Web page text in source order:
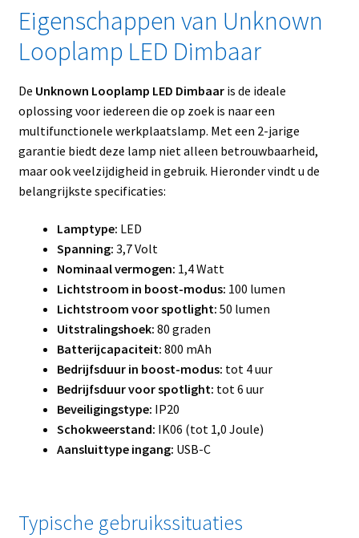
Eigenschappen van Unknown
Looplamp LED Dimbaar
De Unknown Looplamp LED Dimbaaris de ideale
oplossing voor iedereen die op zoek is naar een
multifunctionele werkplaatslamp. Met een 2-jarige
garantie biedt deze lamp niet alleen betrouwbaarheid,
maar ook veelzijdigheid in gebruik. Hieronder vindt u de
belangrijkste specificaties:
Lamptype: LED
Spanning: 3,7 Volt
Nominaal vermogen: 1,4 Watt
Lichtstroom in boost-modus: 100 lumen
Lichtstroom voor spotlight: 50 lumen
Uitstralingshoek: 80 graden
Batterijcapaciteit: 800 mAh
Bedrijfsduur in boost-modus: tot 4 uur
Bedrijfsduur voor spotlight: tot 6 uur
Beveiligingstype: IP20
Schokweerstand: IK06 (tot 1,0 Joule)
Aansluittype ingang: USB-C
Typische gebruikssituaties